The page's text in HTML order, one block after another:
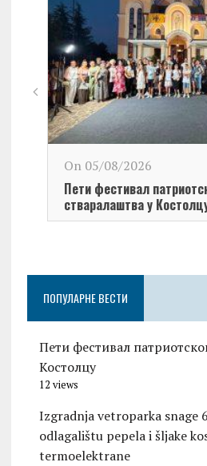
On 05/08/2026
Пети фестивал
стваралаштва у
ПОПУЛАРНЕ ВЕСТИ
Пети фестивал
Костолцу
12 views
Izgradnja vetroparka snage
odlagalištu pepela i šljake
termoelektrane